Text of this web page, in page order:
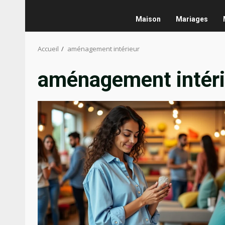
Maison Mariages
Accueil aménagement intérieur
aménagement